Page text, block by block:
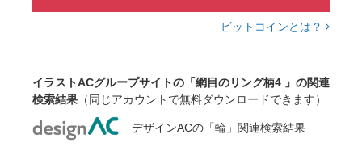
ビットコインとは？
イラストACグループサイトの「網目のリング柄4 」の関連
検索結果 （同じアカウントで無料ダウンロードできます）
デザインACの「輪」関連検索結果